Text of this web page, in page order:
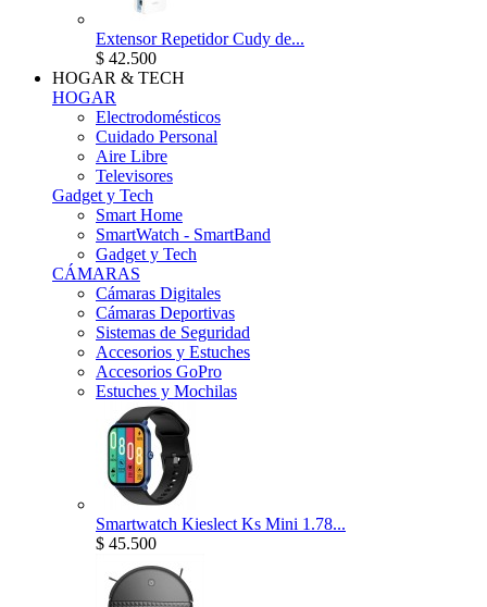
Extensor Repetidor Cudy de...
$ 42.500
HOGAR & TECH
HOGAR
Electrodomésticos
Cuidado Personal
Aire Libre
Televisores
Gadget y Tech
Smart Home
SmartWatch - SmartBand
Gadget y Tech
CÁMARAS
Cámaras Digitales
Cámaras Deportivas
Sistemas de Seguridad
Accesorios y Estuches
Accesorios GoPro
Estuches y Mochilas
Smartwatch Kieslect Ks Mini 1.78...
$ 45.500